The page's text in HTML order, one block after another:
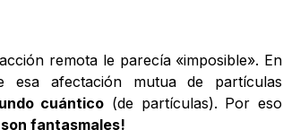
remota le parecía «imposible». En
afectación mutua de partículas
cuántico (de partículas). Por eso
fantasmales!